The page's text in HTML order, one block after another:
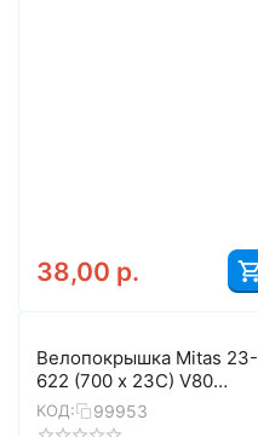
38,00 р.
Велопокрышка Mitas 23-
622 (700 x 23C) V80
SYRINX
КОД: 99953